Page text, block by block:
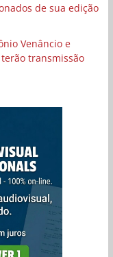
de sua edição
Venâncio e
transmissão